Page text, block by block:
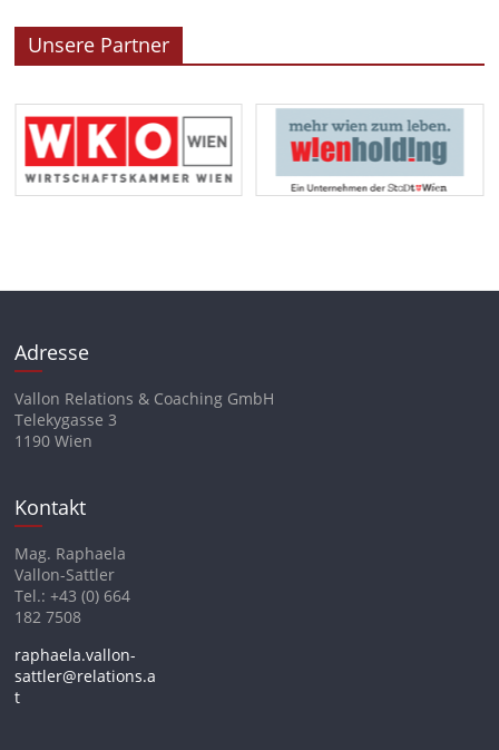
Unsere Partner
Adresse
Vallon Relations & Coaching GmbH
Telekygasse 3
1190 Wien
Kontakt
Mag. Raphaela
Vallon-Sattler
Tel.: +43 (0) 664
182 7508
raphaela.vallon-
sattler@relations.a
t